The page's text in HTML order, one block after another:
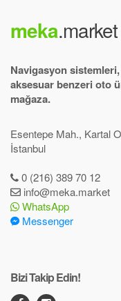
meka.market
Navigasyon
aksesuar benzeri oto
mağaza.
Esentepe Mah., Kartal
İstanbul
0 (216) 389 70 12
info@meka.market
WhatsApp
Messenger
Bizi Takip Edin!